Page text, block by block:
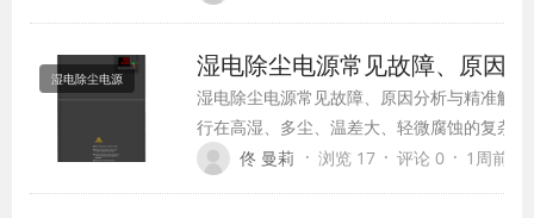
湿电除尘电源 湿电除尘电源常见故障、原因
湿电除尘电源常见故障、原因分析与精准解
行在高湿、多尘、温差大、轻微腐蚀的复杂
运维不当、参数匹配不合理、设备老化等影
佟 曼莉 · 浏览 17 · 评论 0 · 1周前